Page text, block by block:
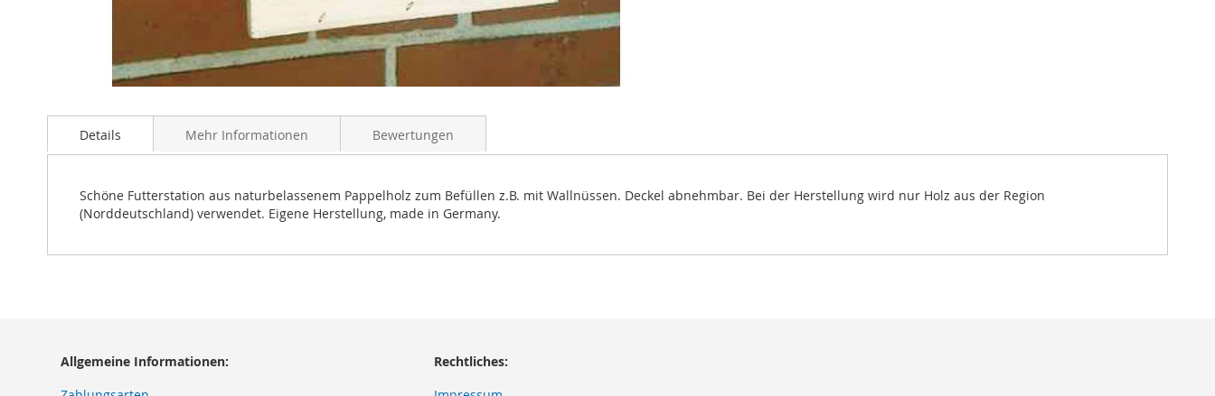
Anfang
Bildergalerie
Details
Schöne Futterstation aus naturbelassenem Pappelholz zum Befüllen z.B. mit Wallnüssen. Deckel abnehmbar. Bei der Herstellung wird nur Holz aus der Region
(Norddeutschland) verwendet. Eigene Herstellung, made in Germany.
Mehr Informationen Bewertungen
Allgemeine Informationen:
Rechtliches: